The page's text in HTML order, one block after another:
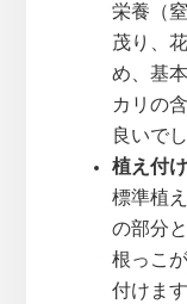
栄養（
茂り、
め、基
カリの
良いで
植え付け
標準植
の部分
根っこ
付けます